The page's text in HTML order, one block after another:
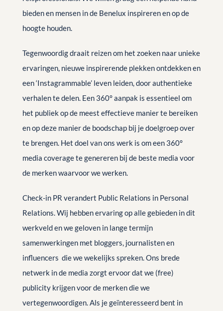
bieden en mensen in de Benelux inspireren en op de
hoogte houden.
Tegenwoordig draait reizen om het zoeken naar unieke
ervaringen, nieuwe inspirerende plekken ontdekken en
een ‘Instagrammable’ leven leiden, door authentieke
verhalen te delen. Een 360° aanpak is essentieel om
het publiek op de meest effectieve manier te bereiken
en op deze manier de boodschap bij je doelgroep over
te brengen. Het doel van ons werk is om een 360°
media coverage te genereren bij de beste media voor
de merken waarvoor we werken.
Check-in PR verandert Public Relations in Personal
Relations. Wij hebben ervaring op alle gebieden in dit
werkveld en we geloven in lange termijn
samenwerkingen met bloggers, journalisten en
influencers die we wekelijks spreken. Ons brede
netwerk in de media zorgt ervoor dat we (free)
publicity krijgen voor de merken die we
vertegenwoordigen. Als je geïnteresseerd bent in